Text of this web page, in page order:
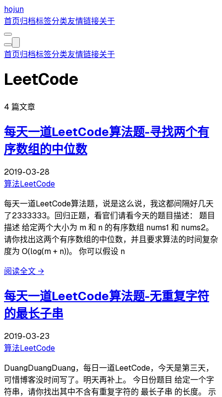
hojun
首页归档标签分类友情链接关于
首页归档标签分类友情链接关于
LeetCode
4 篇文章
每天一道LeetCode算法题-寻找两个有
序数组的中位数
2019-03-28
算法LeetCode
每天一道LeetCode算法题，说是这么说，我这都间隔好几天
了2333333。回归正题，看官们请看今天的题目描述： 题目
描述 给定两个大小为 m 和 n 的有序数组 nums1 和 nums2。
请你找出这两个有序数组的中位数，并且要求算法的时间复杂
度为 O(log(m + n))。 你可以假设 n
阅读全文 →
每天一道LeetCode算法题-无重复字符
的最长子串
2019-03-23
算法LeetCode
DuangDuangDuang，每日一道LeetCode，今天是第三天，
可惜博客没时间写了。明天再补上。 今日份题目 给定一个字
符串，请你找出其中不含有重复字符的 最长子串 的长度。 示